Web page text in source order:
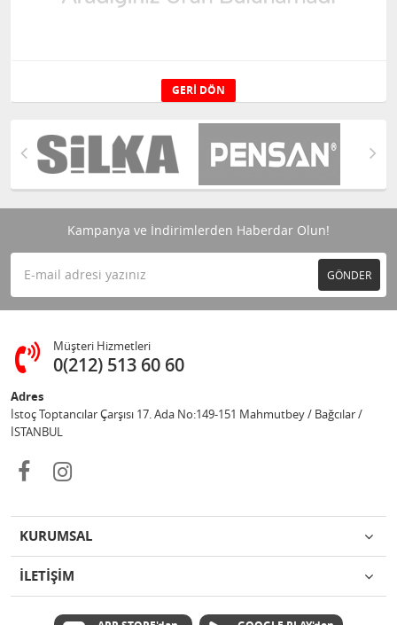
GERI DÖN
Kampanya ve İndirimlerden Haberdar Olun!
GÖNDER
Müşteri Hizmetleri
0(212) 513 60 60
Adres
İstoç Toptancılar Çarşısı 17. Ada No:149-151 Mahmutbey / Bağcılar /
İSTANBUL
KURUMSAL
İLETİŞİM